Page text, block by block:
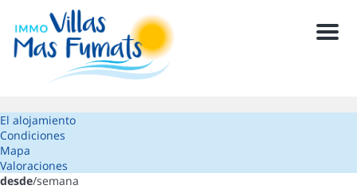
Menu
El alojamiento
Condiciones
Mapa
Valoraciones
desde/semana